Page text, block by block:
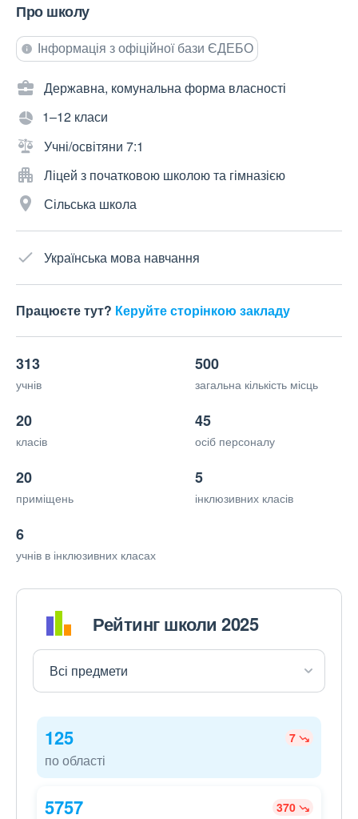
Про школу
Інформація з офіційної бази ЄДЕБО
Державна, комунальна форма власності
1–12 класи
Учні/освітяни 7:1
Ліцей з початковою школою та гімназією
Сільська школа
Українська мова навчання
Працюєте тут? Керуйте сторінкою закладу
313
учнів
500
загальна кількість місць
20
класів
45
осіб персоналу
20
приміщень
5
інклюзивних класів
6
учнів в інклюзивних класах
Рейтинг школи 2025
125 7
по області
5757 370